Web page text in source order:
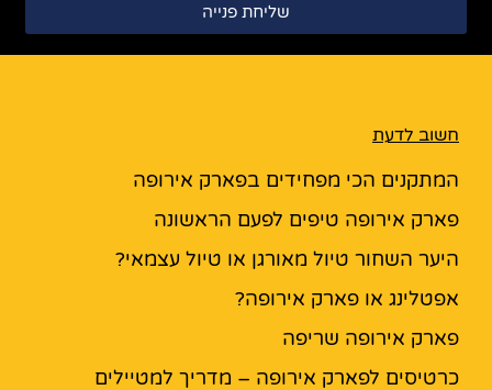
שליחת פנייה
חשוב לדעת
המתקנים הכי מפחידים בפארק אירופה
פארק אירופה טיפים לפעם הראשונה
היער השחור טיול מאורגן או טיול עצמאי?
אפטלינג או פארק אירופה?
פארק אירופה שריפה
כרטיסים לפארק אירופה – מדריך למטיילים